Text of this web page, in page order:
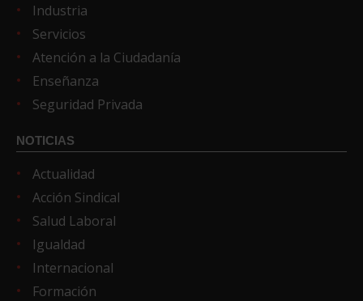
Industria
Servicios
Atención a la Ciudadanía
Enseñanza
Seguridad Privada
NOTICIAS
Actualidad
Acción Sindical
Salud Laboral
Igualdad
Internacional
Formación